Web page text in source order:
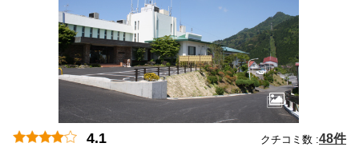
4.1 クチコミ数 :48件